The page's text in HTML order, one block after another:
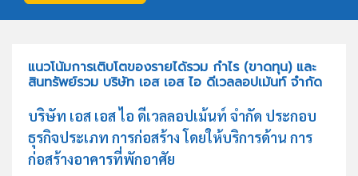
แนวโน้มการเติบโตของรายได้รวม กำไร (ขาดทุน) และ
สินทรัพย์รวม บริษัท เอส เอส ไอ ดีเวลลอปเม้นท์ จำกัด
บริษัท เอส เอส ไอ ดีเวลลอปเม้นท์ จำกัด ประกอบ
ธุรกิจประเภท การก่อสร้าง โดยให้บริการด้าน การ
ก่อสร้างอาคารที่พักอาศัย